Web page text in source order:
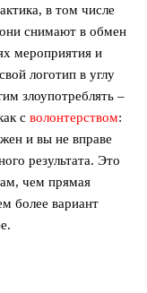
в том числе
снимают в обмен
мероприятия и
логотип в углу
злоупотреблять –
с волонтерством:
и вы не вправе
результата. Это
чем прямая
более вариант